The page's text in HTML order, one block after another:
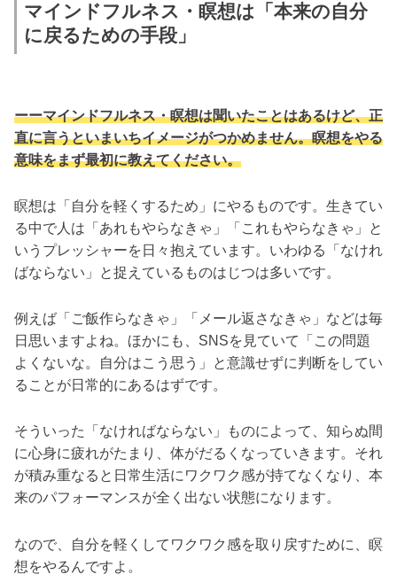
マインドフルネス・瞑想は「本来の自分
に戻るための手段」
ーーマインドフルネス・瞑想は聞いたことはあるけど、正
直に言うといまいちイメージがつかめません。瞑想をやる
意味をまず最初に教えてください。
瞑想は「自分を軽くするため」にやるものです。生きてい
る中で人は「あれもやらなきゃ」「これもやらなきゃ」と
いうプレッシャーを日々抱えています。いわゆる「なけれ
ばならない」と捉えているものはじつは多いです。
例えば「ご飯作らなきゃ」「メール返さなきゃ」などは毎
日思いますよね。ほかにも、SNSを見ていて「この問題
よくないな。自分はこう思う」と意識せずに判断をしてい
ることが日常的にあるはずです。
そういった「なければならない」ものによって、知らぬ間
に心身に疲れがたまり、体がだるくなっていきます。それ
が積み重なると日常生活にワクワク感が持てなくなり、本
来のパフォーマンスが全く出ない状態になります。
なので、
自分を軽くしてワクワク感を取り戻すために、瞑
想をやる んですよ。